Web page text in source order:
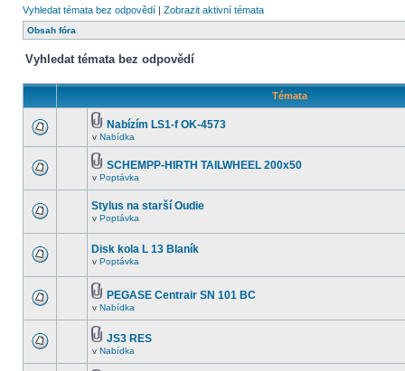
Vyhledat témata bez odpovědí | Zobrazit aktivní témata
Obsah fóra
Vyhledat témata bez odpovědí
Témata
Nabízím LS1-f OK-4573
v Nabídka
SCHEMPP-HIRTH TAILWHEEL 200x50
v Poptávka
Stylus na starší Oudie
v Poptávka
Disk kola L 13 Blaník
v Poptávka
PEGASE Centrair SN 101 BC
v Nabídka
JS3 RES
v Nabídka